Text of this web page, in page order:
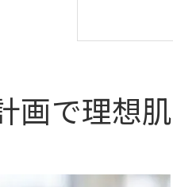
効
綾瀬
綾
通
画で理想